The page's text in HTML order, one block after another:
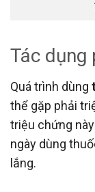
Tác dụng
Quá trình dùng
thể gặp phải
triệu chứng
ngày dùng
lắng.